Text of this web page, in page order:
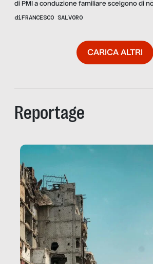
di PMI a conduzione familiare scelgono di
dipendenti. Ma esistono fondi e strumenti
diFRANCESCO SALVORO
CARICA ALTRI
Reportage